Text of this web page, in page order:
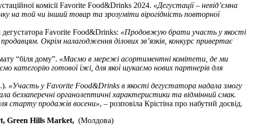
комісії Favorite Food&Drinks 2024. «Дегустації – невід’ємна
на той чи інший товар та зрозуміти вірогідність повторної
дегустатора Favorite Food&Drinks: «Продовжую брати участь у якості
Окрім налагодження ділових зв’язків, конкурс привертає
“біля дому”. «Маємо в мережі асортиментні комітети, де ми
категорію готової їжі, для якої шукаємо нових партнерів для
«Участь у Favorite Food&Drinks в якості дегустатора надала змогу
беззаперечні органолептичні характеристики та відмінний смак.
старту продажів восени», – розповіла Крістіна про набутий досвід.
Green Hills Market, (Молдова)